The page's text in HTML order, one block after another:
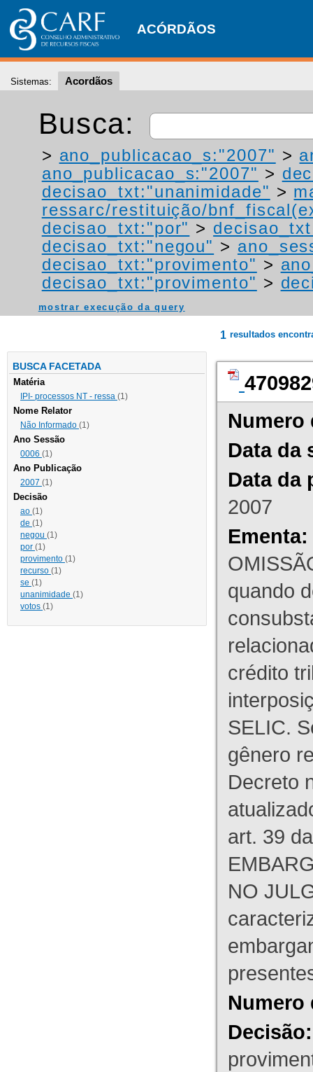
ACÓRDÃOS
Sistemas: Acordãos
Busca:
> ano_publicacao_s:"2007" >
ano_publicacao_s:"2007" >
decisao_txt:"unanimidade" >
ressarc/restituição/
decisao_txt:"por" >
decisao_txt:"negou" >
decisao_txt:"provimento" >
decisao_txt:"provimento" >
mostrar execução da query
BUSCA FACETADA
Matéria
IPI- processos NT - ressa (1)
Nome Relator
Não Informado (1)
Ano Sessão
0006 (1)
Ano Publicação
2007 (1)
Decisão
ao (1)
de (1)
negou (1)
por (1)
provimento (1)
recurso (1)
se (1)
unanimidade (1)
votos (1)
1 resultados
Numero
Data da
Data da
2007
Ementa:
quando
crédito
SELIC.
gênero
Decreto
art. 39
NO
Numero
Decisão: